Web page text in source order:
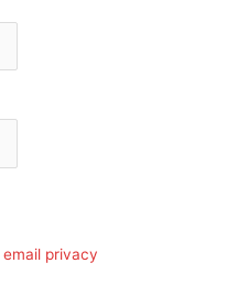
email privacy